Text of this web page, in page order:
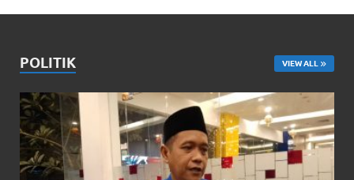
POLITIK VIEW ALL